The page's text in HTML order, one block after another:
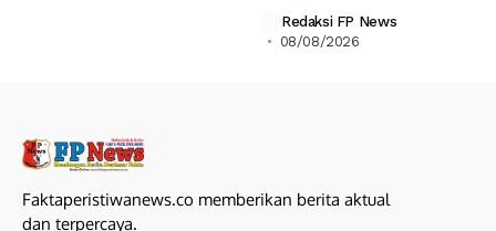
Redaksi FP News
08/08/2026
Faktaperistiwanews.co memberikan berita aktual
dan terpercaya.